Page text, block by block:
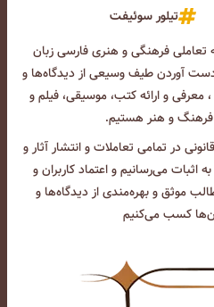
تیلور سوئیفت
تعاملی فرهنگی و هنری فارسی زبان
آوردن طیف وسیعی از دیدگاه‌ها و
، معرفی و ارائه کتب، موسیقی، فیلم و
فرهنگ و هنر هستیم.
در تمامی تعاملات و انتشار آثار و
اثبات می‌رسانیم و اعتماد کاربران و
موثق و بهره‌مندی از دیدگاه‌ها و
کسب می‌کنیم